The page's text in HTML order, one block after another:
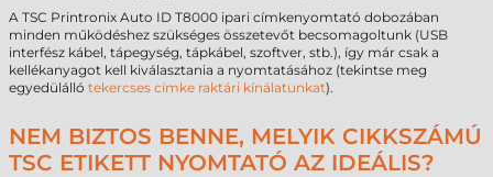
A TSC Printronix Auto ID T8000 ipari címkenyomtató dobozában
minden működéshez szükséges összetevőt becsomagoltunk (USB
interfész kábel, tápegység, tápkábel, szoftver, stb.), így már csak a
kellékanyagot kell kiválasztania a nyomtatásához (tekintse meg
egyedülálló tekercses címke raktári kínálatunkat).
NEM BIZTOS BENNE, MELYIK CIKKSZÁMÚ
TSC ETIKETT NYOMTATÓ AZ IDEÁLIS?